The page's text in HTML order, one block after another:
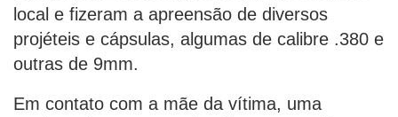
local e fizeram a apreensão de diversos
projéteis e cápsulas, algumas de calibre .380 e
outras de 9mm.
Em contato com a mãe da vítima, uma